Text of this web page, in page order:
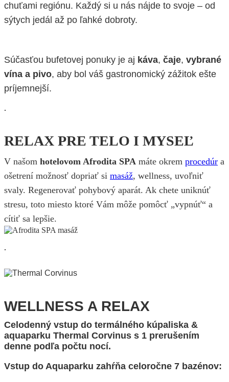
chuťami regiónu. Každý si u nás nájde to svoje – od
sýtych jedál až po ľahké dobroty.
Súčasťou bufetovej ponuky je aj káva, čaje, vybrané
vína a pivo, aby bol váš gastronomický zážitok ešte
príjemnejší.
.
RELAX PRE TELO I MYSEĽ
V našom hotelovom Afrodita SPA máte okrem procedúr a
ošetrení možnosť dopriať si masáž, wellness, uvoľniť
svaly. Regenerovať pohybový aparát. Ak chete uniknúť
stresu, toto miesto ktoré Vám môže pomôcť „vypnúť“ a
cítiť sa lepšie.
.
WELLNESS A RELAX
Celodenný vstup do termálného kúpaliska &
aquaparku Thermal Corvinus s 1 prerušením
denne podľa počtu nocí.
Vstup do Aquaparku zahŕňa celoročne 7 bazénov: